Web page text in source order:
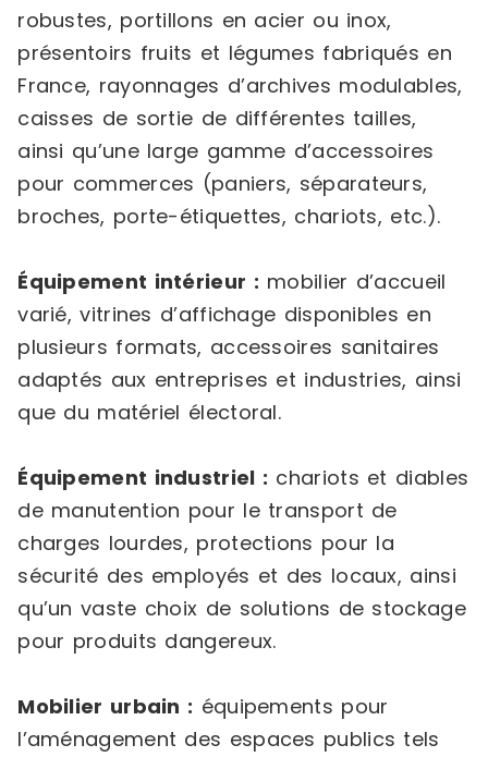
robustes, portillons en acier ou inox,
présentoirs fruits et légumes fabriqués en
France, rayonnages d’archives modulables,
caisses de sortie de différentes tailles,
ainsi qu’une large gamme d’accessoires
pour commerces (paniers, séparateurs,
broches, porte-étiquettes, chariots, etc.).
Équipement intérieur : mobilier d’accueil
varié, vitrines d’affichage disponibles en
plusieurs formats, accessoires sanitaires
adaptés aux entreprises et industries, ainsi
que du matériel électoral.
Équipement industriel : chariots et diables
de manutention pour le transport de
charges lourdes, protections pour la
sécurité des employés et des locaux, ainsi
qu’un vaste choix de solutions de stockage
pour produits dangereux.
Mobilier urbain : équipements pour
l’aménagement des espaces publics tels